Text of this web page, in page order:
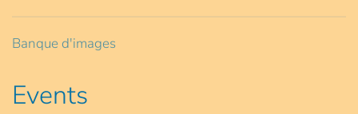
Banque d'images
Events